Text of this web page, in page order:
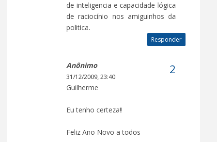
de inteligencia e capacidade lógica
de raciocínio nos amiguinhos da
politica.
Responder
Anônimo
31/12/2009, 23:40
Guilherme
Eu tenho certeza!!
Feliz Ano Novo a todos